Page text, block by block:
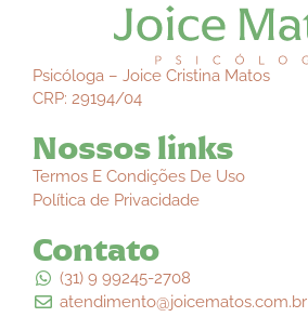
Psicóloga – Joice Cristina Matos
CRP: 29194/04
Nossos links
Termos E Condições De Uso
Política de Privacidade
Contato
(31) 9 99245-2708
atendimento@joicematos.com.br